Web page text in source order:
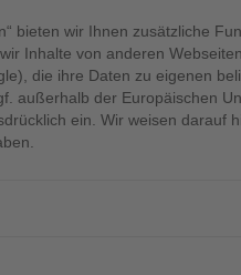
bieten wir Ihnen zusätzliche
Inhalte von anderen
die ihre Daten zu eigenen
außerhalb der Europäischen
ein. Wir weisen darauf